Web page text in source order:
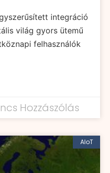
integráció
világ gyors ütemű
felhasználók
Hozzászólás
AIoT